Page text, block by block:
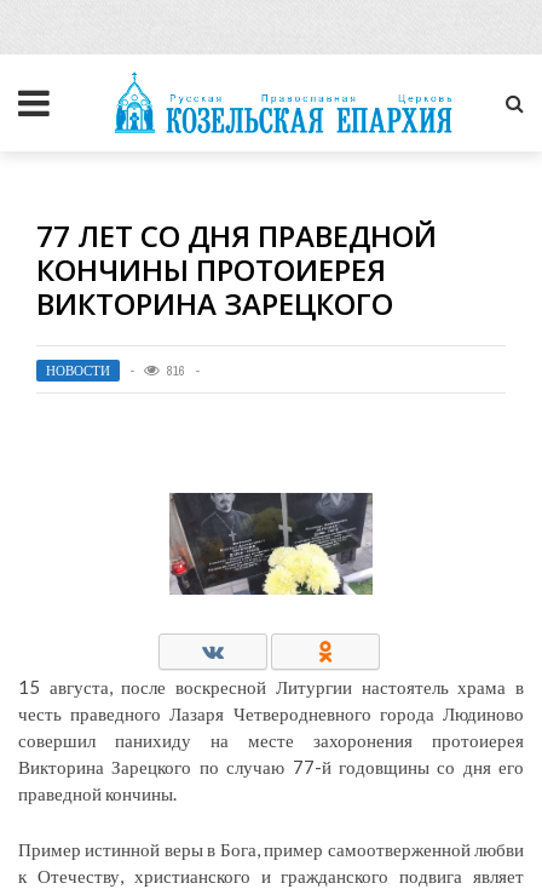
77 ЛЕТ СО ДНЯ ПРАВЕДНОЙ
КОНЧИНЫ ПРОТОИЕРЕЯ
ВИКТОРИНА ЗАРЕЦКОГО
НОВОСТИ 816
15 августа, после воскресной Литургии настоятель храма в
честь праведного Лазаря Четверодневного города Людиново
совершил панихиду на месте захоронения протоиерея
Викторина Зарецкого по случаю 77-й годовщины со дня его
праведной кончины.
Пример истинной веры в Бога, пример самоотверженной любви
к Отечеству, христианского и гражданского подвига являет